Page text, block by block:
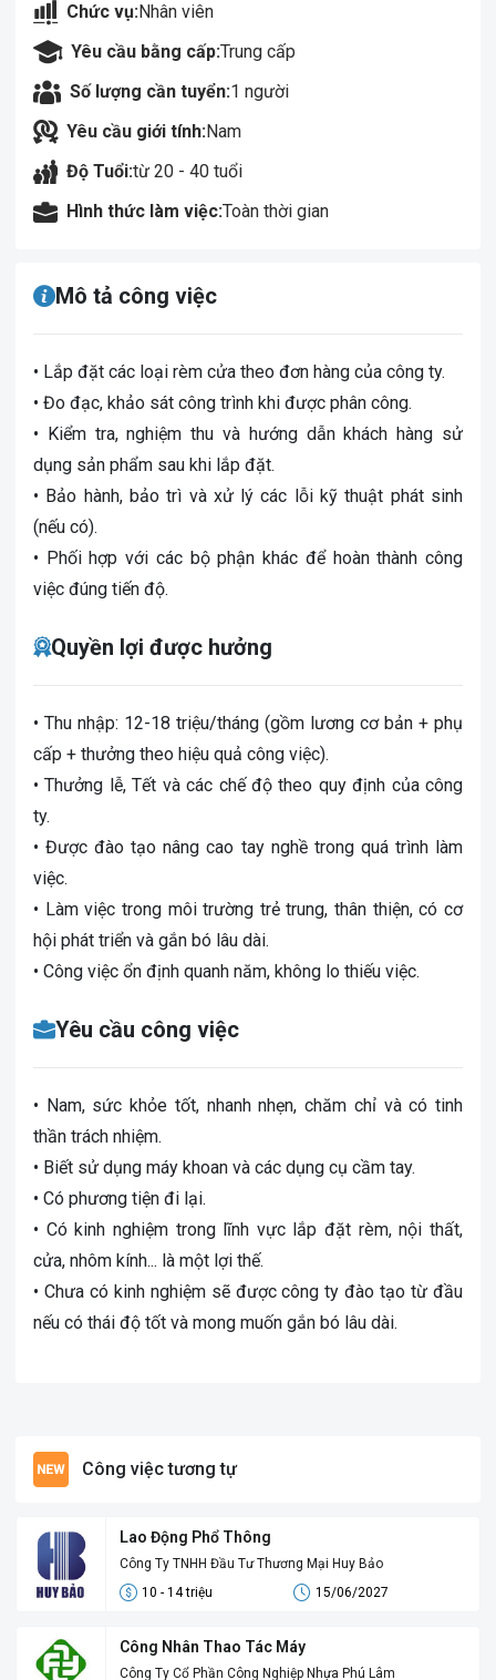
Chức vụ:Nhân viên
Yêu cầu bằng cấp:Trung cấp
Số lượng cần tuyển:1 người
Yêu cầu giới tính:Nam
Độ Tuổi:từ 20 - 40 tuổi
Hình thức làm việc:Toàn thời gian
Mô tả công việc
• Lắp đặt các loại rèm cửa theo đơn hàng của công ty.
• Đo đạc, khảo sát công trình khi được phân công.
• Kiểm tra, nghiệm thu và hướng dẫn khách hàng sử
dụng sản phẩm sau khi lắp đặt.
• Bảo hành, bảo trì và xử lý các lỗi kỹ thuật phát sinh
(nếu có).
• Phối hợp với các bộ phận khác để hoàn thành công
việc đúng tiến độ.
Quyền lợi được hưởng
• Thu nhập: 12-18 triệu/tháng (gồm lương cơ bản + phụ
cấp + thưởng theo hiệu quả công việc).
• Thưởng lễ, Tết và các chế độ theo quy định của công
ty.
• Được đào tạo nâng cao tay nghề trong quá trình làm
việc.
• Làm việc trong môi trường trẻ trung, thân thiện, có cơ
hội phát triển và gắn bó lâu dài.
• Công việc ổn định quanh năm, không lo thiếu việc.
Yêu cầu công việc
• Nam, sức khỏe tốt, nhanh nhẹn, chăm chỉ và có tinh
thần trách nhiệm.
• Biết sử dụng máy khoan và các dụng cụ cầm tay.
• Có phương tiện đi lại.
• Có kinh nghiệm trong lĩnh vực lắp đặt rèm, nội thất,
cửa, nhôm kính... là một lợi thế.
• Chưa có kinh nghiệm sẽ được công ty đào tạo từ đầu
nếu có thái độ tốt và mong muốn gắn bó lâu dài.
Công việc tương tự
Lao Động Phổ Thông
Công Ty TNHH Đầu Tư Thương Mại Huy Bảo
10 - 14 triệu
15/06/2027
Công Nhân Thao Tác Máy
Công Ty Cổ Phần Công Nghiệp Nhựa Phú Lâm